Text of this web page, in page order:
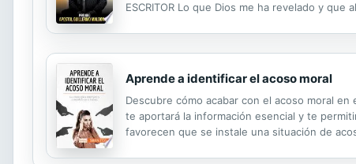
ESCRITOR Lo que Dios me ha revelado y
Aprende a identificar el acoso moral
Descubre cómo acabar con el acoso moral
te aportará la información esencial y te
favorecen que se instale una situación de